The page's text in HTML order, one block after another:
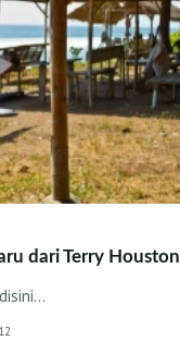
dari Terry Houston